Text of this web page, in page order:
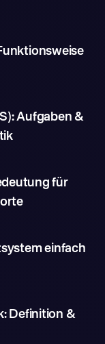
Aufgaben &
für
einfach
Definition &